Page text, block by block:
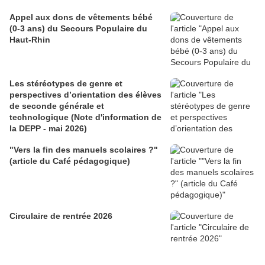
Appel aux dons de vêtements bébé
(0-3 ans) du Secours Populaire du
Haut-Rhin
Les stéréotypes de genre et
perspectives d’orientation des élèves
de seconde générale et
technologique (Note d'information de
la DEPP - mai 2026)
"Vers la fin des manuels scolaires ?"
(article du Café pédagogique)
Circulaire de rentrée 2026